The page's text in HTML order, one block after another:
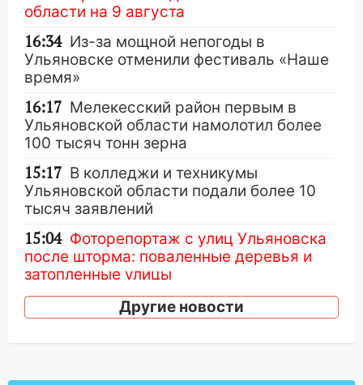
области на 9 августа
16:34 Из-за мощной непогоды в
Ульяновске отменили фестиваль «Наше
время»
16:17 Мелекесский район первым в
Ульяновской области намолотил более
100 тысяч тонн зерна
15:17 В колледжи и техникумы
Ульяновской области подали более 10
тысяч заявлений
15:04 Фоторепортаж с улиц Ульяновска
после шторма: поваленные деревья и
затопленные улицы
14:28
Ураган вырвал остановку на улице
Деева в Заволжье
Другие новости